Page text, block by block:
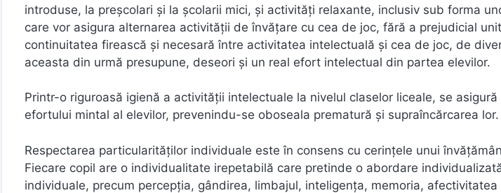
introduse, la preşcolari şi la şcolarii mici, şi activităţi relaxante, inclusiv sub forma
care vor asigura alternarea activităţii de învăţare cu cea de joc, fără a prejudicial
continuitatea firească şi necesară între activitatea intelectuală şi cea de joc, de
aceasta din urmă presupune, deseori şi un real efort intelectual din partea elevilor.
Printr-o riguroasă igienă a activităţii intelectuale la nivelul claselor liceale, se
efortului mintal al elevilor, prevenindu-se oboseala prematură şi supraîncărcarea lor.
Respectarea particularităţilor individuale este în consens cu cerinţele unui
Fiecare copil are o individualitate irepetabilă care pretinde o abordare
individuale, precum percepţia, gândirea, limbajul, inteligenţa, memoria,